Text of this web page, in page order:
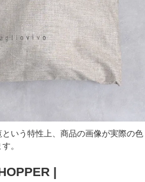
いう特性上、商品の画像が実際の色
。
|